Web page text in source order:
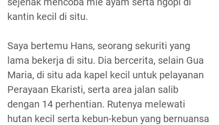
kantin kecil di situ.
Saya bertemu Hans, seorang sekuriti yang
lama bekerja di situ. Dia bercerita, selain Gua
Maria, di situ ada kapel kecil untuk pelayanan
Perayaan Ekaristi, serta area jalan salib
dengan 14 perhentian. Rutenya melewati
hutan kecil serta kebun-kebun yang bernuansa